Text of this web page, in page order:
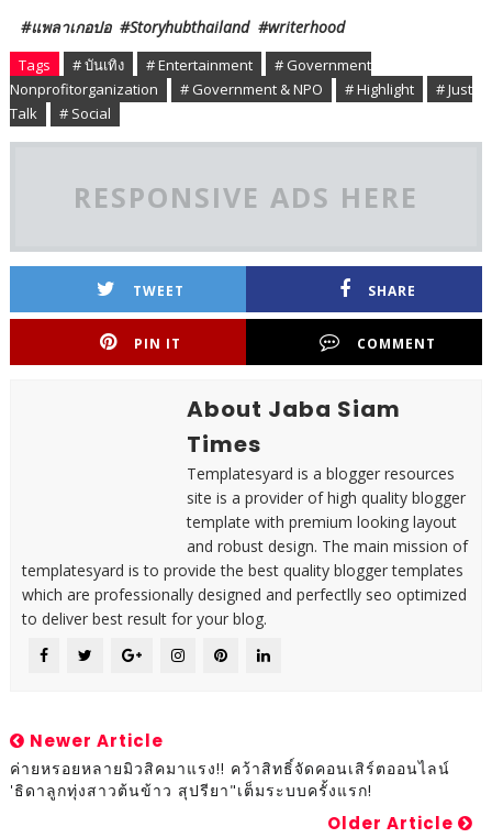
#แพลาเกอปอ #Storyhubthailand #writerhood
Tags # บันเทิง # Entertainment
# Government
Nonprofitorganization
# Government & NPO # Highlight
# Just
Talk
# Social
RESPONSIVE ADS HERE
TWEET SHARE
PIN IT COMMENT
About Jaba Siam
Times
Templatesyard is a blogger resources
site is a provider of high quality blogger
template with premium looking layout
and robust design. The main mission of
templatesyard is to provide the best quality blogger templates
which are professionally designed and perfectlly seo optimized
to deliver best result for your blog.
Newer Article
ค่ายหรอยหลายมิวสิคมาแรง!! คว้าสิทธิ์จัดคอนเสิร์ตออนไลน์
'ธิดาลูกทุ่งสาวต้นข้าว สุปรียา"เต็มระบบครั้งแรก!
Older Article